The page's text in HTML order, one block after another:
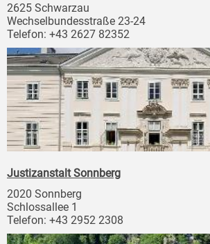
2625 Schwarzau
Wechselbundesstraße 23-24
Telefon: +43 2627 82352
Justizanstalt Sonnberg
2020 Sonnberg
Schlossallee 1
Telefon: +43 2952 2308